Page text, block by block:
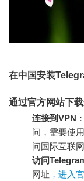
在中国安装
通过官方网站下
连接到VPN
问，需要使
问国际互联网
访问
网址 ，进入